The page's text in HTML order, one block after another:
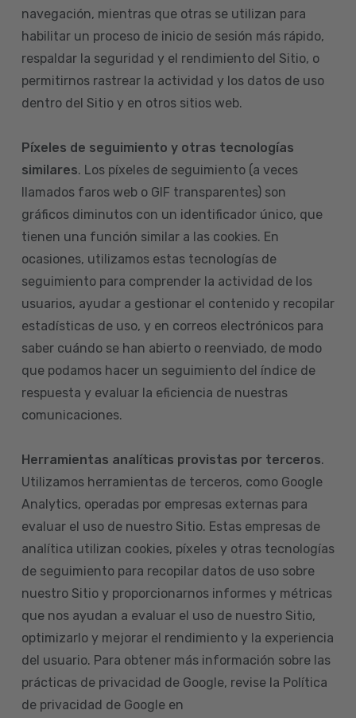
navegación, mientras que otras se utilizan para
habilitar un proceso de inicio de sesión más rápido,
respaldar la seguridad y el rendimiento del Sitio, o
permitirnos rastrear la actividad y los datos de uso
dentro del Sitio y en otros sitios web.
Píxeles de seguimiento y otras tecnologías
similares. Los píxeles de seguimiento (a veces
llamados faros web o GIF transparentes) son
gráficos diminutos con un identificador único, que
tienen una función similar a las cookies. En
ocasiones, utilizamos estas tecnologías de
seguimiento para comprender la actividad de los
usuarios, ayudar a gestionar el contenido y recopilar
estadísticas de uso, y en correos electrónicos para
saber cuándo se han abierto o reenviado, de modo
que podamos hacer un seguimiento del índice de
respuesta y evaluar la eficiencia de nuestras
comunicaciones.
Herramientas analíticas provistas por terceros.
Utilizamos herramientas de terceros, como Google
Analytics, operadas por empresas externas para
evaluar el uso de nuestro Sitio. Estas empresas de
analítica utilizan cookies, píxeles y otras tecnologías
de seguimiento para recopilar datos de uso sobre
nuestro Sitio y proporcionarnos informes y métricas
que nos ayudan a evaluar el uso de nuestro Sitio,
optimizarlo y mejorar el rendimiento y la experiencia
del usuario. Para obtener más información sobre las
prácticas de privacidad de Google, revise la Política
de privacidad de Google en